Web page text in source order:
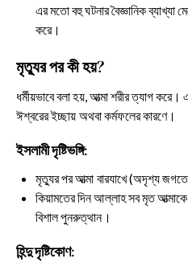
এর মতো বহু ঘটনার বৈজ্ঞানিক ব্যাখ্যা
করে।
মৃত্যুর পর কী হয়?
ধর্মীয়ভাবে বলা হয়, আত্মা শরীর ত্যাগ
ঈশ্বরের ইচ্ছায় অথবা কর্মফলের কারণে।
ইসলামী দৃষ্টিভঙ্গি:
মৃত্যুর পর আত্মা বারযাখে (অদৃশ্য
কিয়ামতের দিন আল্লাহ সব মৃত
বিশাল পুনরুত্থান।
হিন্দু দৃষ্টিকোণ: